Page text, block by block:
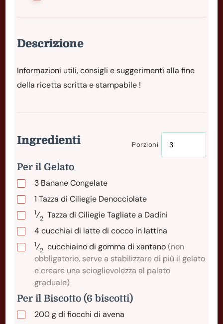
Descrizione
Informazioni utili, consigli e suggerimenti alla fine
della ricetta scritta e stampabile !
Ingredienti Porzioni
Per il Gelato
3 BananeCongelate
1 Tazza di Ciliegie Denocciolate
1⁄2 Tazza di Ciliegie Tagliate a Dadini
4cucchiai di latte di cocco in lattina
1⁄2 cucchiainodi gomma di xantano(non
obbligatorio, serve a stabilizzare di più il gelato
e creare una scioglievolezza al palato
graduale)
Per il Biscotto (6 biscotti)
200gdi fiocchi di avena